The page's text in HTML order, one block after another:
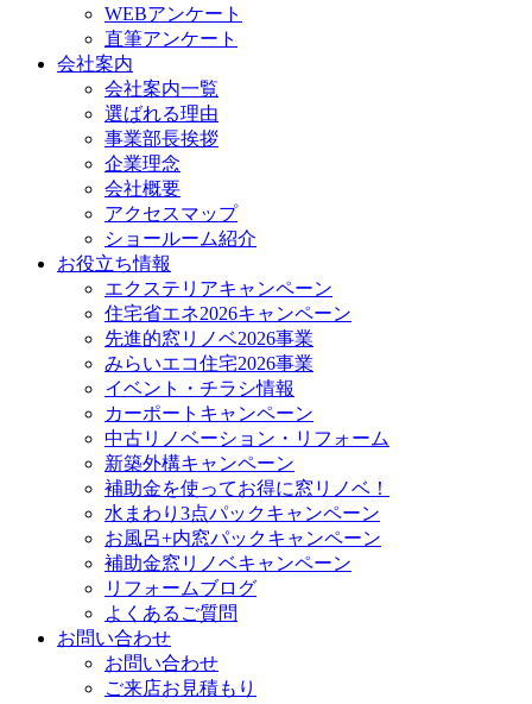
WEBアンケート
直筆アンケート
会社案内
会社案内一覧
選ばれる理由
事業部長挨拶
企業理念
会社概要
アクセスマップ
ショールーム紹介
お役立ち情報
エクステリアキャンペーン
住宅省エネ2026キャンペーン
先進的窓リノベ2026事業
みらいエコ住宅2026事業
イベント・チラシ情報
カーポートキャンペーン
中古リノベーション・リフォーム
新築外構キャンペーン
補助金を使ってお得に窓リノベ！
水まわり3点パックキャンペーン
お風呂+内窓パックキャンペーン
補助金窓リノベキャンペーン
リフォームブログ
よくあるご質問
お問い合わせ
お問い合わせ
ご来店お見積もり